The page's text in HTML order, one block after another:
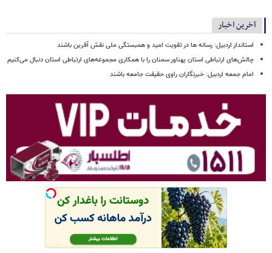
آخرین اخبار
استاندار اردبیل: رسانه ها در تقویت امید و همبستگی ملی نقش‌ آفرین باشند
چالش‌های ارتباطی استان پهناور سمنان را با همکاری مجموعه‌های ارتباطی استان دنبال می‌کنیم
امام جمعه اردبیل: خبرنگاران راوی حقیقت جامعه باشند